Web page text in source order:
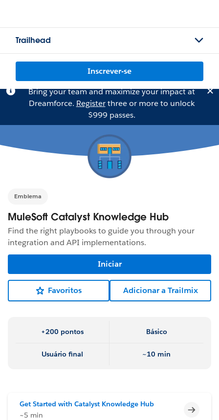
Trailhead
Inscrever-se
Bring your team and maximize your impact at
Dreamforce. Registerthree or more to unlock
$999 passes.
Emblema
MuleSoft Catalyst Knowledge Hub
Find the right playbooks to guide you through your
integration and API implementations.
Iniciar
Favoritos Adicionar a Trailmix
+200 pontos Básico
Usuário final ~10 min
Get Started with Catalyst Knowledge Hub
~5 min